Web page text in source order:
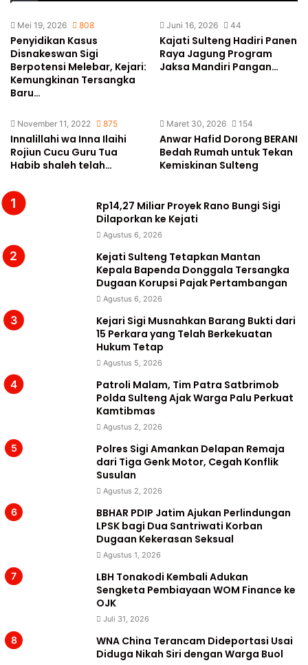
Mei 19, 2026 808
Penyidikan Kasus
Disnakeswan Sigi
Berpotensi Melebar, Kejari:
Kemungkinan Tersangka
Baru…
Juni 16, 2026 44
Kajati Sulteng Hadiri Panen
Raya Jagung Program
Jaksa Mandiri Pangan…
November 11, 2022 875
Innalillahi wa Inna Ilaihi
Rojiun Cucu Guru Tua
Habib shaleh telah…
Maret 30, 2026 154
Anwar Hafid Dorong BERANI
Bedah Rumah untuk Tekan
Kemiskinan Sulteng
Rp14,27 Miliar Proyek Rano Bungi Sigi
Dilaporkan ke Kejati
Agustus 6, 2026
Kejati Sulteng Tetapkan Mantan
Kepala Bapenda Donggala Tersangka
Dugaan Korupsi Pajak Pertambangan
Agustus 6, 2026
Kejari Sigi Musnahkan Barang Bukti dari
15 Perkara yang Telah Berkekuatan
Hukum Tetap
Agustus 5, 2026
Patroli Malam, Tim Patra Satbrimob
Polda Sulteng Ajak Warga Palu Perkuat
Kamtibmas
Agustus 2, 2026
Polres Sigi Amankan Delapan Remaja
dari Tiga Genk Motor, Cegah Konflik
Susulan
Agustus 2, 2026
BBHAR PDIP Jatim Ajukan Perlindungan
LPSK bagi Dua Santriwati Korban
Dugaan Kekerasan Seksual
Agustus 1, 2026
LBH Tonakodi Kembali Adukan
Sengketa Pembiayaan WOM Finance ke
OJK
Juli 31, 2026
WNA China Terancam Dideportasi Usai
Diduga Nikah Siri dengan Warga Buol